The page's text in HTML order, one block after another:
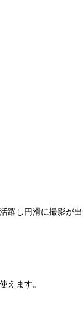
躍し円滑に撮影が
えます。